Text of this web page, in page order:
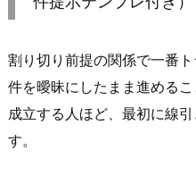
方
法
3.
割り切り前提の関係で一番
件を曖昧にしたまま進めるこ
成立する人ほど、最初に線
す。